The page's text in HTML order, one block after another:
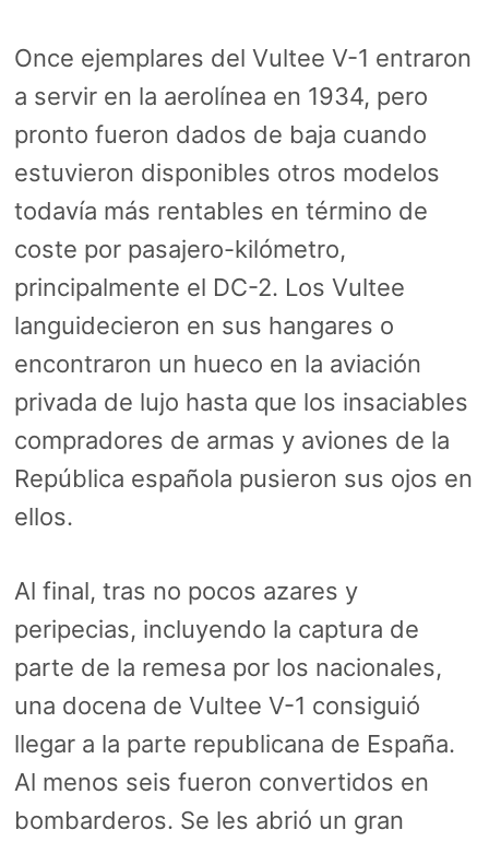
Once ejemplares del Vultee V-1 entraron
a servir en la aerolínea en 1934, pero
pronto fueron dados de baja cuando
estuvieron disponibles otros modelos
todavía más rentables en término de
coste por pasajero-kilómetro,
principalmente el DC-2. Los Vultee
languidecieron en sus hangares o
encontraron un hueco en la aviación
privada de lujo hasta que los insaciables
compradores de armas y aviones de la
República española pusieron sus ojos en
ellos.
Al final, tras no pocos azares y
peripecias, incluyendo la captura de
parte de la remesa por los nacionales,
una docena de Vultee V-1 consiguió
llegar a la parte republicana de España.
Al menos seis fueron convertidos en
bombarderos. Se les abrió un gran